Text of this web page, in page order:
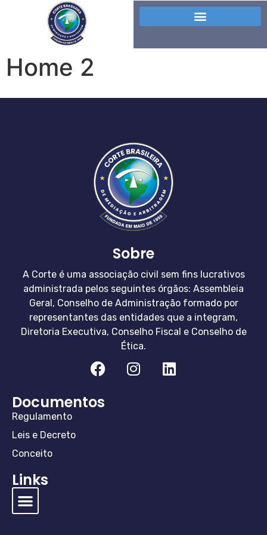
Home 2
Sobre
A Corte é uma associação civil sem fins lucrativos
administrada pelos seguintes órgãos: Assembleia
Geral, Conselho de Administração formado por
representantes das entidades que a integram,
Diretoria Executiva, Conselho Fiscal e Conselho de
Ética.
Documentos
Regulamento
Leis e Decreto
Conceito
Links